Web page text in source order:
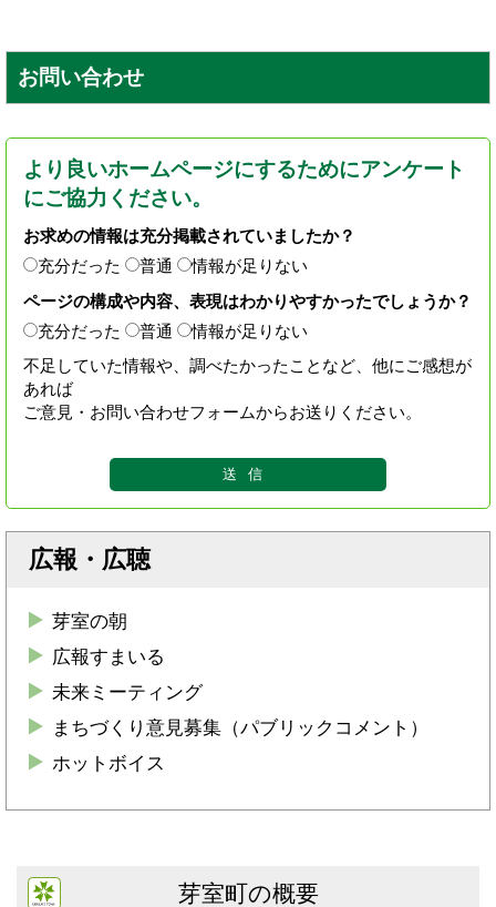
お問い合わせ
より良いホームページにするためにアンケート
にご協力ください。
お求めの情報は充分掲載されていましたか？
充分だった
普通
情報が足りない
ページの構成や内容、表現はわかりやすかったでしょうか？
充分だった
普通
情報が足りない
不足していた情報や、調べたかったことなど、他にご感想が
あれば
ご意見・お問い合わせフォームからお送りください。
広報・広聴
芽室の朝
広報すまいる
未来ミーティング
まちづくり意見募集（パブリックコメント）
ホットボイス
芽室町の概要